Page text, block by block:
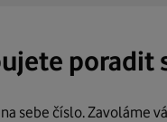
poradit
sebe číslo. Zavoláme